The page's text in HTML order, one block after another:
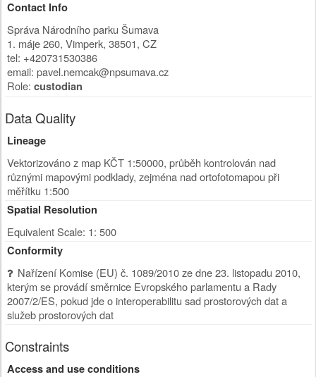
Contact Info
Správa Národního parku Šumava
1. máje 260, Vimperk, 38501, CZ
tel: +420731530386
email: pavel.nemcak@npsumava.cz
Role: custodian
Data Quality
Lineage
Vektorizováno z map KČT 1:50000, průběh kontrolován nad
různými mapovými podklady, zejména nad ortofotomapou při
měřítku 1:500
Spatial Resolution
Equivalent Scale: 1: 500
Conformity
Nařízení Komise (EU) č. 1089/2010 ze dne 23. listopadu 2010,
kterým se provádí směrnice Evropského parlamentu a Rady
2007/2/ES, pokud jde o interoperabilitu sad prostorových dat a
služeb prostorových dat
Constraints
Access and use conditions